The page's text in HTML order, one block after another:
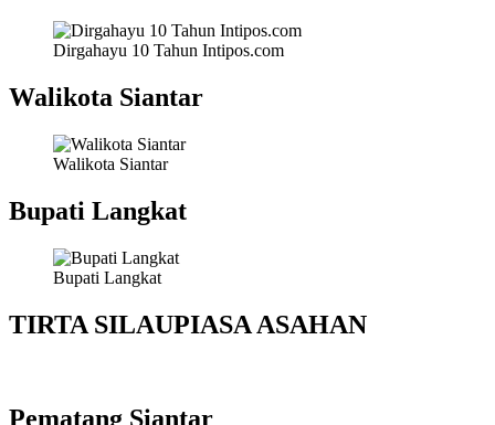
Dirgahayu 10 Tahun Intipos.com
Walikota Siantar
Walikota Siantar
Bupati Langkat
Bupati Langkat
TIRTA SILAUPIASA ASAHAN
Pematang Siantar